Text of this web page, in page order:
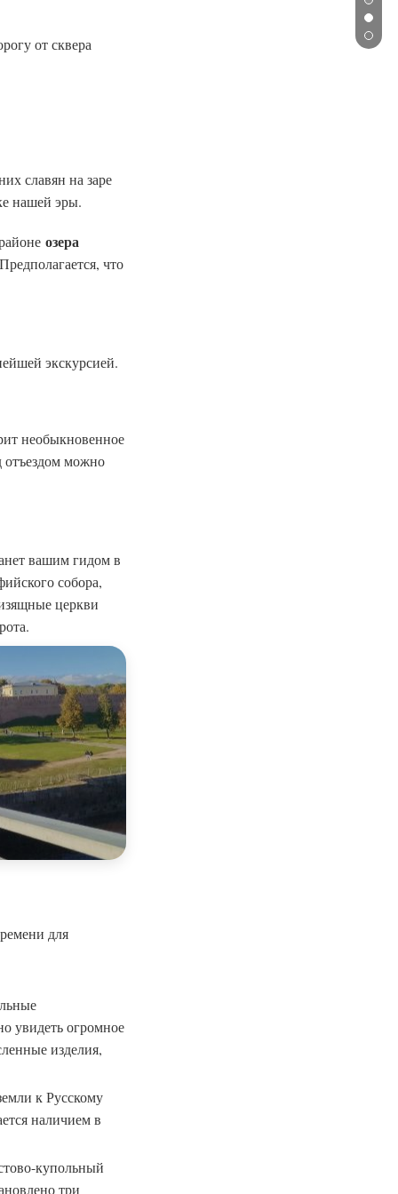
от сквера
славян на заре
нашей эры.
озера
что
экскурсией.
необыкновенное
отъездом можно
вашим гидом в
собора,
церкви
для
увидеть огромное
изделия,
к Русскому
наличием в
купольный
три